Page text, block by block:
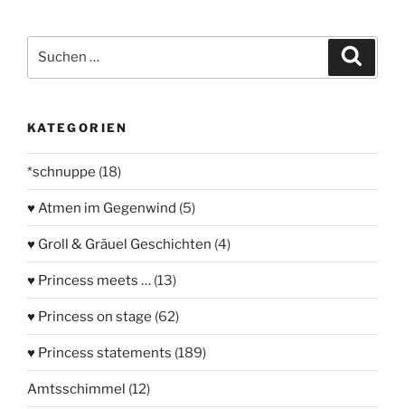
nach:
KATEGORIEN
*schnuppe (18)
♥ Atmen im Gegenwind (5)
♥ Groll & Gräuel Geschichten (4)
♥ Princess meets … (13)
♥ Princess on stage (62)
♥ Princess statements (189)
Amtsschimmel (12)